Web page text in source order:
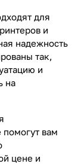
для
и
надежность
так,
и
на
вам
цене и